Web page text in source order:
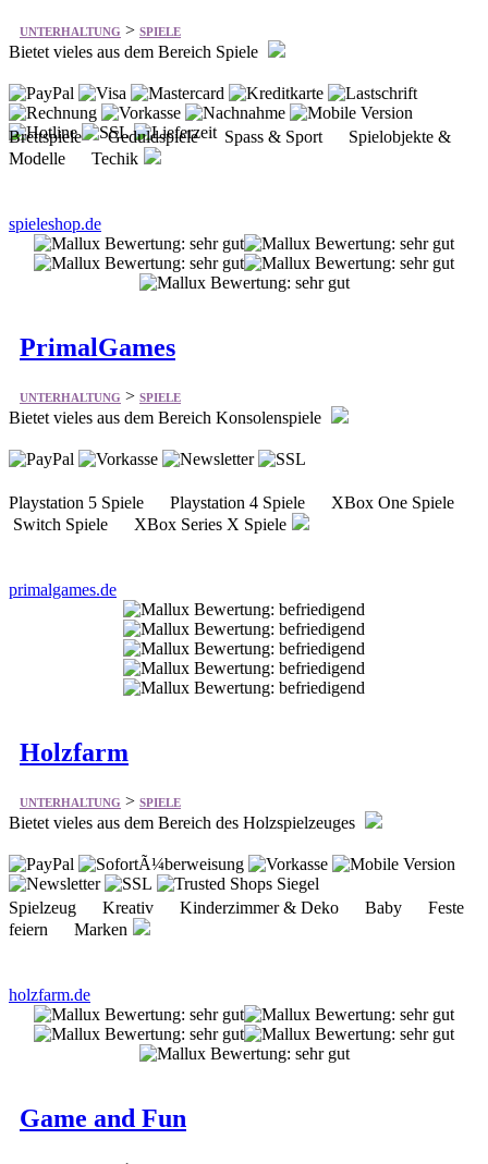
UNTERHALTUNG > SPIELE
Bietet vieles aus dem Bereich Spiele
Brettspiele Geduldspiele Spass & Sport Spielobjekte &
Modelle Techik
spieleshop.de
PrimalGames
UNTERHALTUNG > SPIELE
Bietet vieles aus dem Bereich Konsolenspiele
Playstation 5 Spiele Playstation 4 Spiele XBox One Spiele
Switch Spiele XBox Series X Spiele
primalgames.de
Holzfarm
UNTERHALTUNG > SPIELE
Bietet vieles aus dem Bereich des Holzspielzeuges
Spielzeug Kreativ Kinderzimmer & Deko Baby Feste
feiern Marken
holzfarm.de
Game and Fun